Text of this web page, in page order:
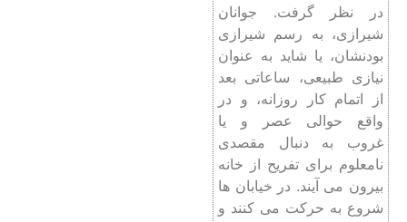
در نظر گرفت. جوانان
شیرازی، به رسم شیرازی
بودنشان، یا شاید به عنوان
نیازی طبیعی، ساعاتی بعد
از اتمام کار روزانه، و در
واقع حوالی عصر و یا
غروب به دنبال مقصدی
نامعلوم برای تفریح از خانه
بیرون می آیند. در خیابان ها
شروع به حرکت می کنند و